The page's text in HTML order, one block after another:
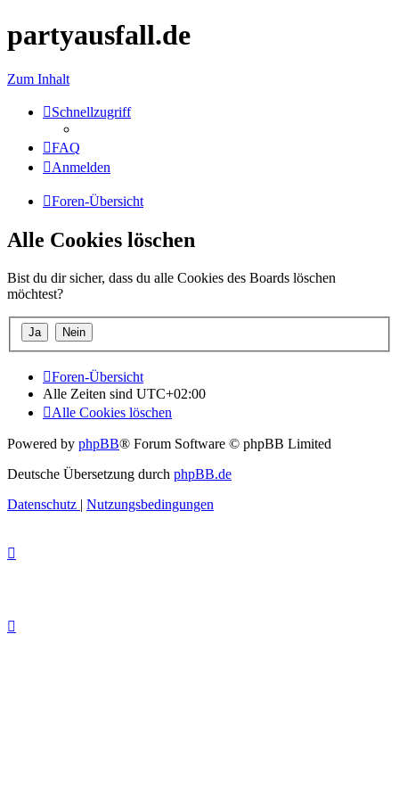
partyausfall.de
Zum Inhalt
Schnellzugriff
FAQ
Anmelden
Foren-Übersicht
Alle Cookies löschen
Bist du dir sicher, dass du alle Cookies des Boards löschen
möchtest?
Foren-Übersicht
Alle Zeiten sind UTC+02:00
Alle Cookies löschen
Powered by phpBB® Forum Software © phpBB Limited
Deutsche Übersetzung durch phpBB.de
Datenschutz | Nutzungsbedingungen